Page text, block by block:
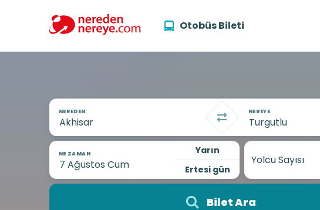
Otobüs Bileti
NEREDEN NEREYE
NE ZAMAN
Yarın
Ertesi gün
Yolcu Sayısı
Bilet Ara